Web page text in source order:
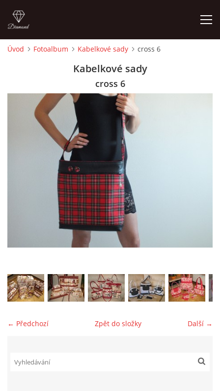
CEDULKY
MOJE POSLEDNÍ PRÁCE
jk-laguna@seznam.cz
Úvod Fotoalbum Kabelkové sady cross 6
Kabelkové sady
cross 6
← Předchozí Další →
Zpět do složky